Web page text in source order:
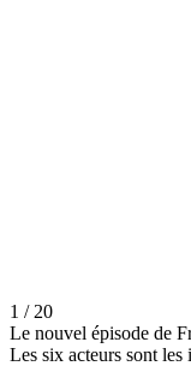
1 / 20
Le nouvel épisode de
Les six acteurs sont les